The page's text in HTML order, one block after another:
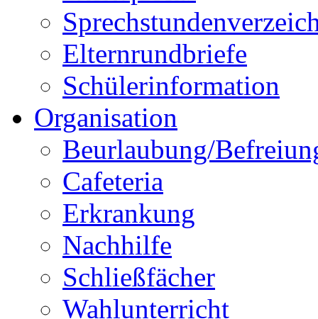
Elternrundbriefe
Schülerinformation
Organisation
Beurlaubung/
Cafeteria
Erkrankung
Nachhilfe
Schließfächer
Wahlunterricht